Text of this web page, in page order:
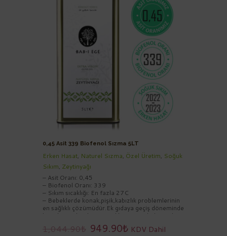
0,45 Asit 339 Biofenol Sızma 5LT
Erken Hasat, Naturel Sızma, Özel Üretim, Soğuk
Sıkım, Zeytinyağı
– Asit Oranı: 0,45
– Biofenol Oranı: 339
– Sıkım sıcaklığı: En fazla 27C
– Bebeklerde konak,pişik,kabızlık problemlerinin
en sağlıklı çözümüdür.Ek gıdaya geçiş döneminde
hazırlanacak sebze yemeklerine, çorbalarına bir
tatlı kaşığı zeytinyağının ilave edilmesi
önerilmektedir
1,044.90₺ 949.90₺ KDV Dahil